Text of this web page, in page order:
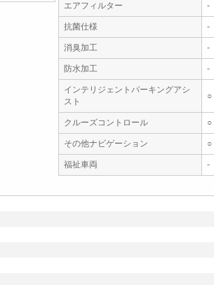
エアフィルター -
抗菌仕様 -
消臭加工 -
防水加工 -
インテリジェントパーキングアシ
スト
○
クルーズコントロール ○
その他ナビゲーション ○
福祉車両
-